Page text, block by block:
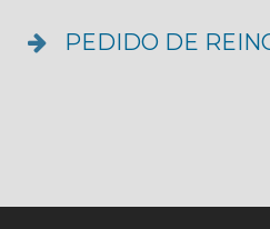
PEDIDO DE